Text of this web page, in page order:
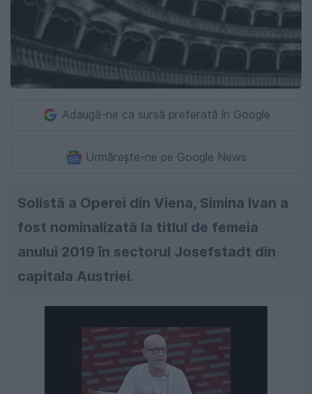
Adaugă-ne ca sursă preferată în Google
Urmărește-ne pe Google News
Solistă a Operei din Viena, Simina Ivan a
fost nominalizată la titlul de femeia
anului 2019 în sectorul Josefstadt din
capitala Austriei.